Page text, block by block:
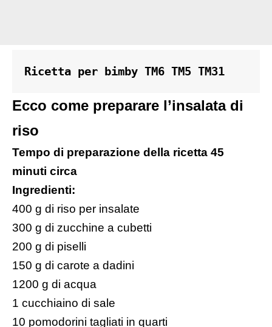
Ricetta per bimby TM6 TM5 TM31
Ecco come preparare l’insalata di
riso
Tempo di preparazione della ricetta 45
minuti circa
Ingredienti:
400 g di riso per insalate
300 g di zucchine a cubetti
200 g di piselli
150 g di carote a dadini
1200 g di acqua
1 cucchiaino di sale
10 pomodorini tagliati in quarti